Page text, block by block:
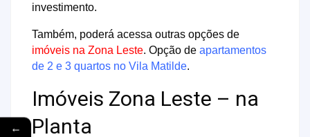
investimento.
Também, poderá acessa outras opções de
imóveis na Zona Leste. Opção de apartamentos
de 2 e 3 quartos no Vila Matilde.
Imóveis Zona Leste – na
Planta
←